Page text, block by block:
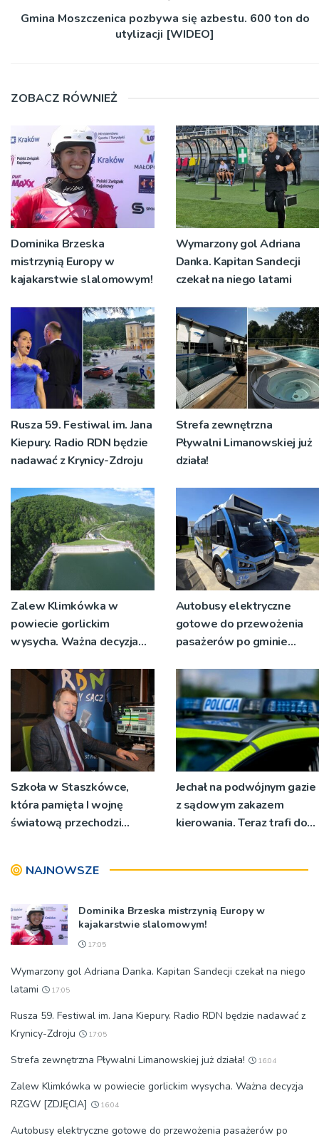
Gmina Moszczenica pozbywa się azbestu. 600 ton do
utylizacji [WIDEO]
ZOBACZ RÓWNIEŻ
Dominika Brzeska
mistrzynią Europy w
kajakarstwie slalomowym!
Wymarzony gol Adriana
Danka. Kapitan Sandecji
czekał na niego latami
Rusza 59. Festiwal im. Jana
Kiepury. Radio RDN będzie
nadawać z Krynicy-Zdroju
Strefa zewnętrzna
Pływalni Limanowskiej już
działa!
Zalew Klimkówka w
powiecie gorlickim
wysycha. Ważna decyzja
Autobusy elektryczne
gotowe do przewożenia
pasażerów po gminie
Szkoła w Staszkówce,
która pamięta I wojnę
światową przechodzi
Jechał na podwójnym gazie
z sądowym zakazem
kierowania. Teraz trafi do
NAJNOWSZE
Dominika Brzeska mistrzynią Europy w
kajakarstwie slalomowym!
17:05
Wymarzony gol Adriana Danka. Kapitan Sandecji czekał na niego
latami
17:05
Rusza 59. Festiwal im. Jana Kiepury. Radio RDN będzie nadawać z
Krynicy-Zdroju
17:05
Strefa zewnętrzna Pływalni Limanowskiej już działa! 16:04
Zalew Klimkówka w powiecie gorlickim wysycha. Ważna decyzja
RZGW [ZDJĘCIA]
16:04
Autobusy elektryczne gotowe do przewożenia pasażerów po